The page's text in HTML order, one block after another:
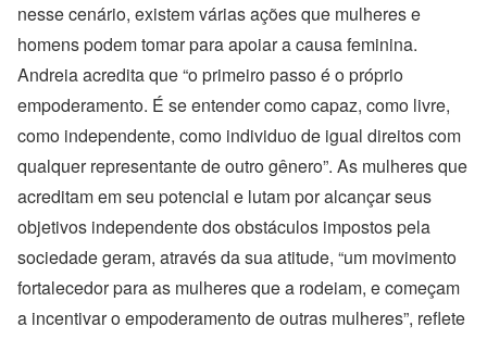
nesse cenário, existem várias ações que mulheres e
homens podem tomar para apoiar a causa feminina.
Andreia acredita que “o primeiro passo é o próprio
empoderamento. É se entender como capaz, como livre,
como independente, como individuo de igual direitos com
qualquer representante de outro gênero”. As mulheres que
acreditam em seu potencial e lutam por alcançar seus
objetivos independente dos obstáculos impostos pela
sociedade geram, através da sua atitude, “um movimento
fortalecedor para as mulheres que a rodeiam, e começam
a incentivar o empoderamento de outras mulheres”, reflete